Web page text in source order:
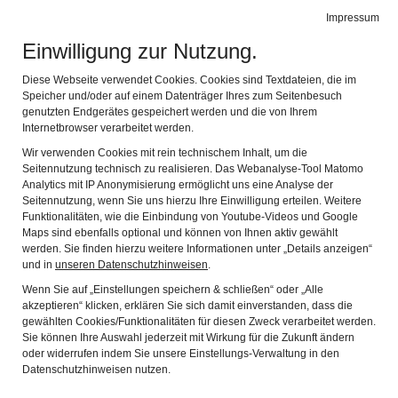
Impressum
Einwilligung zur Nutzung.
Diese Webseite verwendet Cookies. Cookies sind Textdateien, die im
Speicher und/oder auf einem Datenträger Ihres zum Seitenbesuch
genutzten Endgerätes gespeichert werden und die von Ihrem
Internetbrowser verarbeitet werden.
Wir verwenden Cookies mit rein technischem Inhalt, um die
Seitennutzung technisch zu realisieren. Das Webanalyse-Tool Matomo
Analytics mit IP Anonymisierung ermöglicht uns eine Analyse der
Seitennutzung, wenn Sie uns hierzu Ihre Einwilligung erteilen. Weitere
Funktionalitäten, wie die Einbindung von Youtube-Videos und Google
Maps sind ebenfalls optional und können von Ihnen aktiv gewählt
werden. Sie finden hierzu weitere Informationen unter „Details anzeigen“
und in unseren Datenschutzhinweisen.
Wenn Sie auf „Einstellungen speichern & schließen“ oder „Alle
akzeptieren“ klicken, erklären Sie sich damit einverstanden, dass die
gewählten Cookies/Funktionalitäten für diesen Zweck verarbeitet werden.
Sie können Ihre Auswahl jederzeit mit Wirkung für die Zukunft ändern
oder widerrufen indem Sie unsere Einstellungs-Verwaltung in den
Datenschutzhinweisen nutzen.
Gebärdensprache
Stadtmuseum Erlangen
Lurchi-Karussell
Spielspaß mit Salamander
Lurchi-Karussell, um 1953
Dieses Karussell dürften
viele Erlangerinnen und
Erlanger noch aus ihrer
Jahre lang verrichtete es
seinen Dienst im zweiten
Obergeschoss des